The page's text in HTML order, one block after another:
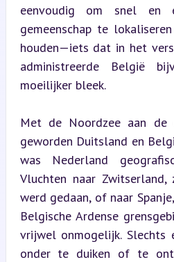
eenvoudig om snel en
gemeenschap te
houden—iets dat in het
administreerde België
moeilijker bleek.
Met de Noordzee aan de
geworden Duitsland en
was Nederland
Vluchten naar
werd gedaan, of naar
Belgische Ardense
vrijwel onmogelijk. Slechts
onder te duiken of te